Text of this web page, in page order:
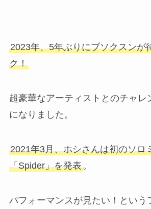
2023年、5年ぶりにブソクスンが
ク！
超豪華なアーティストとのチャレ
になりました。
2021年3月、ホシさんは初のソロ
「Spider」を発表。
パフォーマンスが見たい！という